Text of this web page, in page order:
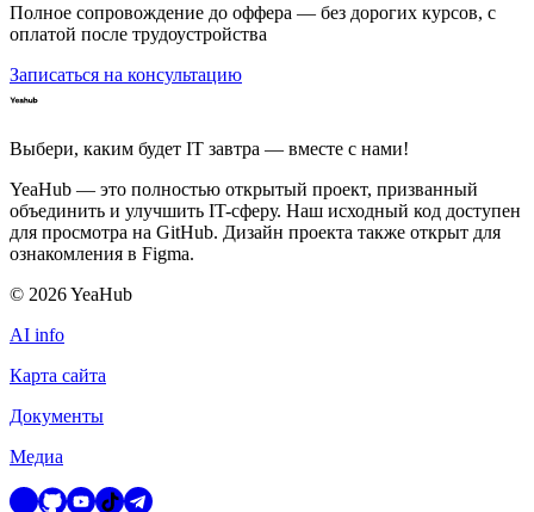
Полное сопровождение до оффера — без дорогих курсов, с
оплатой после трудоустройства
Записаться на консультацию
Выбери, каким будет IT завтра — вместе c нами!
YeaHub — это полностью открытый проект, призванный
объединить и улучшить IT-сферу. Наш исходный код доступен
для просмотра на GitHub. Дизайн проекта также открыт для
ознакомления в Figma.
© 2026YeaHub
AI info
Карта сайта
Документы
Медиа